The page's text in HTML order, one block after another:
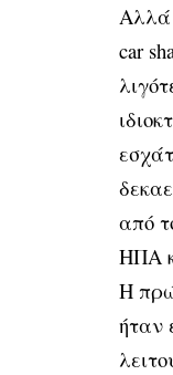
Αλλά
car
από
ΗΠΑ
Η
ήταν